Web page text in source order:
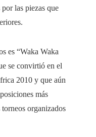
las piezas que
es “Waka Waka
se convirtió en el
2010 y que aún
más
organizados